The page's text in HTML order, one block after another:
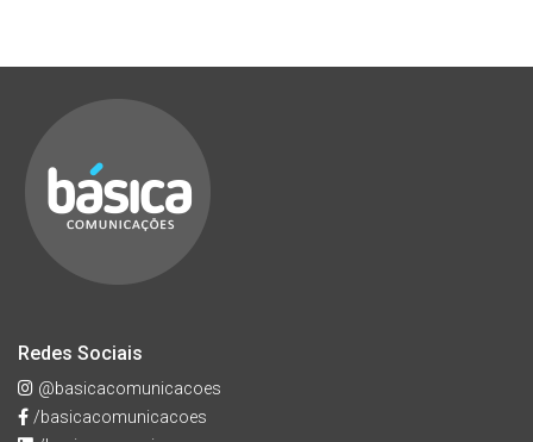
Redes Sociais
@basicacomunicacoes
/basicacomunicacoes